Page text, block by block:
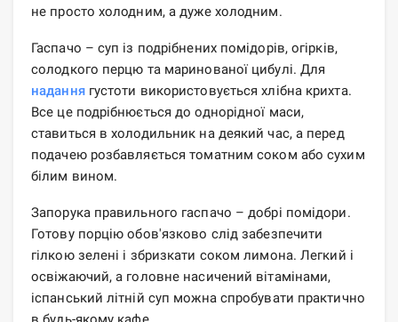
не просто холодним, а дуже холодним.
Гаспачо – суп із подрібнених помідорів, огірків,
солодкого перцю та маринованої цибулі. Для
наданнягустоти використовується хлібна крихта.
Все це подрібнюється до однорідної маси,
ставиться в холодильник на деякий час, а перед
подачею розбавляється томатним соком або сухим
білим вином.
Запорука правильного гаспачо – добрі помідори.
Готову порцію обов'язково слід забезпечити
гілкою зелені і збризкати соком лимона. Легкий і
освіжаючий, а головне насичений вітамінами,
іспанський літній суп можна спробувати практично